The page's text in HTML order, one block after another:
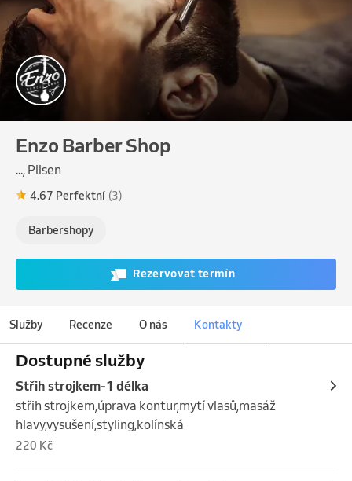
Enzo Barber Shop
..., Pilsen
4.67 Perfektní (3)
Barbershopy
Rezervovat termín
Služby Recenze O nás Kontakty
Dostupné služby
Střih strojkem-1 délka
střih strojkem,úprava kontur,mytí vlasů,masáž
hlavy,vysušení,styling,kolínská
220 Kč